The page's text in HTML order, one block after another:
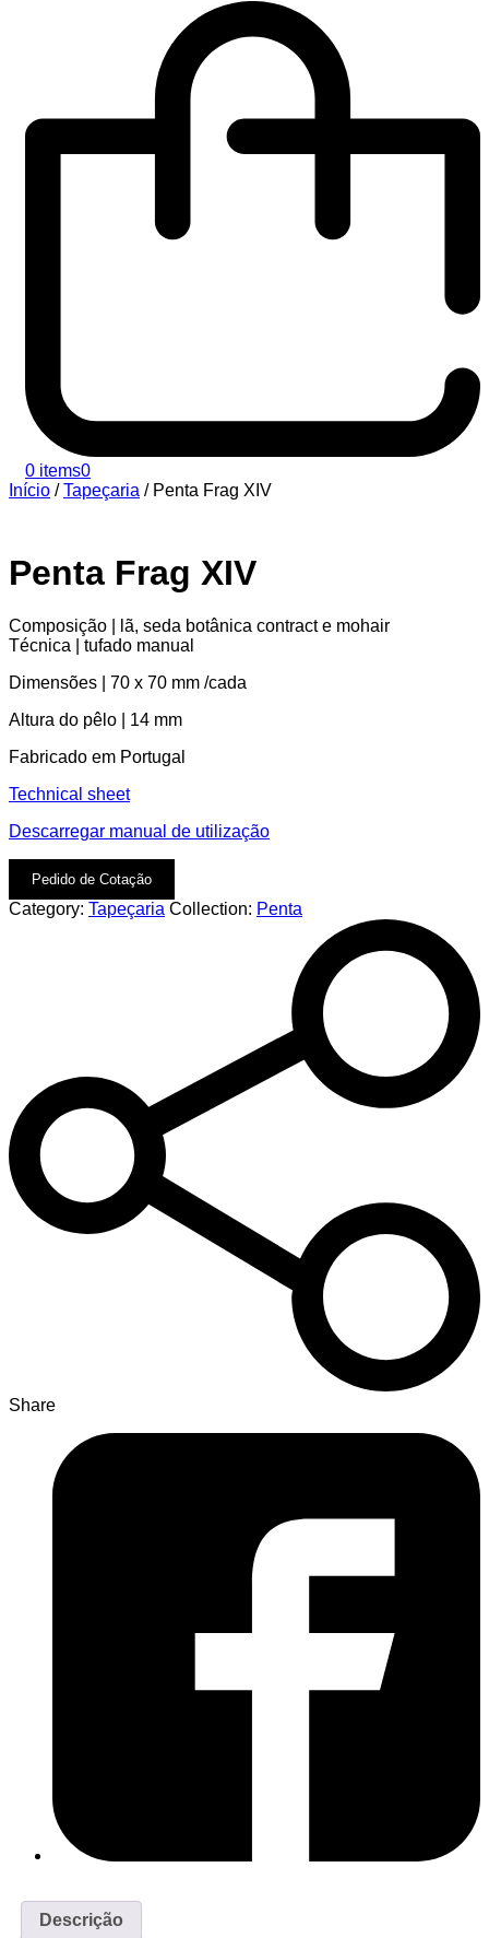
0 items0
Início /Tapeçaria / Penta Frag XIV
Penta Frag XIV
Composição | lã, seda botânica contract e mohair
Técnica | tufado manual
Dimensões | 70 x 70 mm /cada
Altura do pêlo | 14 mm
Fabricado em Portugal
Technical sheet
Descarregar manual de utilização
Pedido de Cotação
Category: Tapeçaria Collection: Penta
Share
Descrição